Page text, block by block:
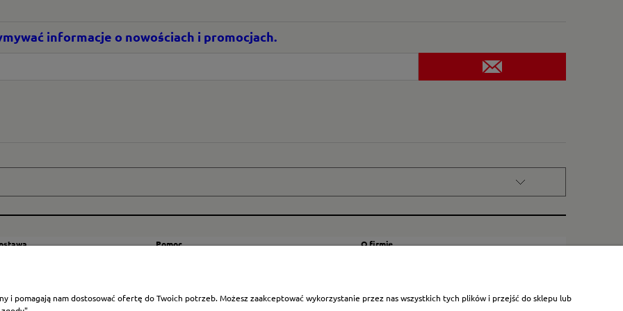
informacje o nowościach i promocjach.
Pomoc
Polityka cookies
O firmie
Blog
i pomagają nam dostosować ofertę do Twoich potrzeb. Możesz zaakceptować wykorzystanie przez nas wszystkich tych plików i przejść do sklepu lub